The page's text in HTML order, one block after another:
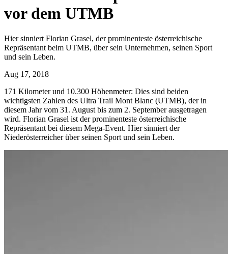
vor dem UTMB
Hier sinniert Florian Grasel, der prominenteste österreichische
Repräsentant beim UTMB, über sein Unternehmen, seinen Sport
und sein Leben.
Aug 17, 2018
171 Kilometer und 10.300 Höhenmeter: Dies sind beiden
wichtigsten Zahlen des Ultra Trail Mont Blanc (UTMB), der in
diesem Jahr vom 31. August bis zum 2. September ausgetragen
wird. Florian Grasel ist der prominenteste österreichische
Repräsentant bei diesem Mega-Event. Hier sinniert der
Niederösterreicher über seinen Sport und sein Leben.